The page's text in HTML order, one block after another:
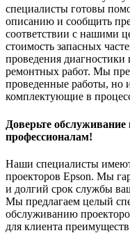
специалисты готовы
описанию и сообщить
соответствии с нашими
стоимость запасных
проведения диагностики
ремонтных работ. Мы
проведенные работы, но
комплектующие в
Доверьте
профессионалам!
Наши специалисты
проекторов Epson. Мы
и долгий срок службы
Мы предлагаем целый
обслуживанию
для клиента